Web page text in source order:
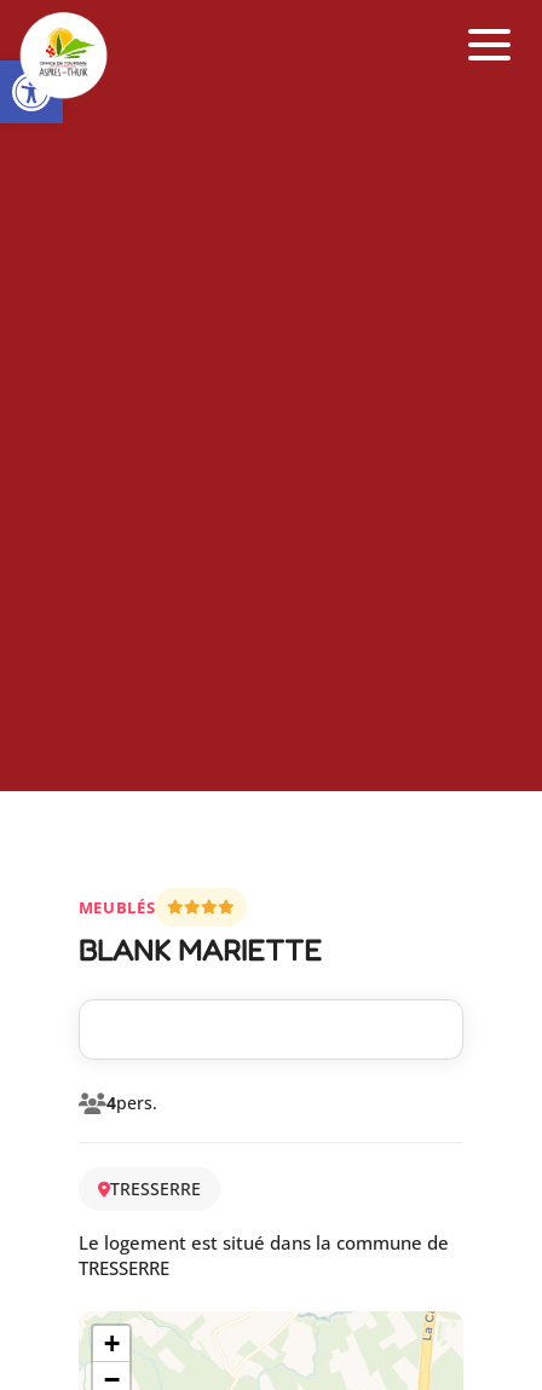
Open toolbar
MEUBLÉS
BLANK MARIETTE
4pers.
TRESSERRE
Le logement est situé dans la commune de
TRESSERRE
+
−